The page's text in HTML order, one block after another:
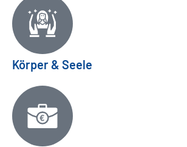
Körper & Seele